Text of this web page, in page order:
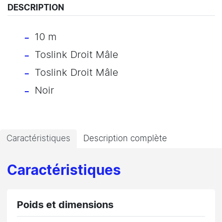
DESCRIPTION
10 m
Toslink Droit Mâle
Toslink Droit Mâle
Noir
Caractéristiques Description complète
Caractéristiques
Poids et dimensions